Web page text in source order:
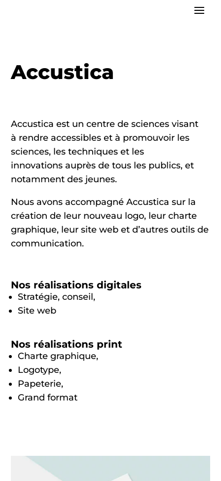
Accustica
Accustica est un centre de sciences visant
à rendre accessibles et à promouvoir les
sciences, les techniques et les
innovations auprès de tous les publics, et
notamment des jeunes.
Nous avons accompagné Accustica sur la
création de leur nouveau logo, leur charte
graphique, leur site web et d’autres outils de
communication.
Nos réalisations digitales
Stratégie, conseil,
Site web
Nos réalisations print
Charte graphique,
Logotype,
Papeterie,
Grand format